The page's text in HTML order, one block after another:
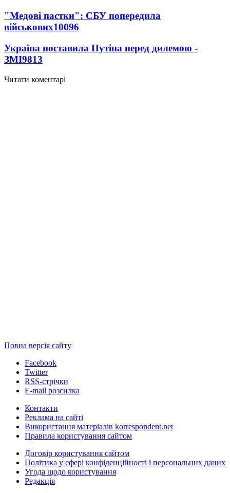
"Медові пастки": СБУ попередила
військових10096
Україна поставила Путіна перед дилемою -
ЗМІ9813
Читати коментарі
Повна версія сайту
Facebook
Twitter
RSS-стрічки
E-mail розсилка
Контакти
Реклама на сайті
Використання матеріалів korrespondent.net
Правила користування сайтом
Договір користування сайтом
Політика у сфері конфіденційності і персональних даних
Угода щодо користування
Редакція